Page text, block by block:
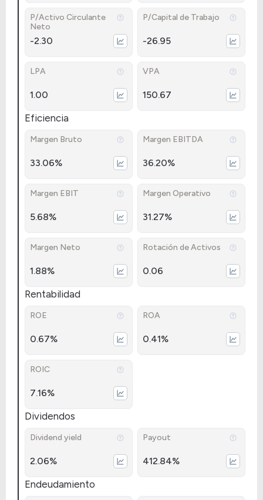
P/Activo Circulante
Neto
-2.30
P/Capital de Trabajo
-26.95
LPA
1.00
VPA
150.67
Eficiencia
Margen Bruto
33.06%
Margen EBITDA
36.20%
Margen EBIT
5.68%
Margen Operativo
31.27%
Margen Neto
1.88%
Rotación de Activos
0.06
Rentabilidad
ROE
0.67%
ROA
0.41%
ROIC
7.16%
Dividendos
Dividend yield
2.06%
Payout
412.84%
Endeudamiento